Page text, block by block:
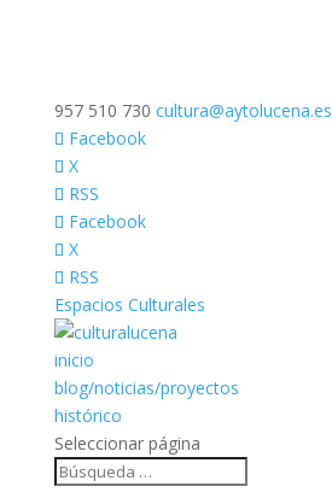
957 510 730 cultura@aytolucena.es
Facebook
X
RSS
Facebook
X
RSS
Espacios Culturales
inicio
blog/noticias/proyectos
histórico
Seleccionar página